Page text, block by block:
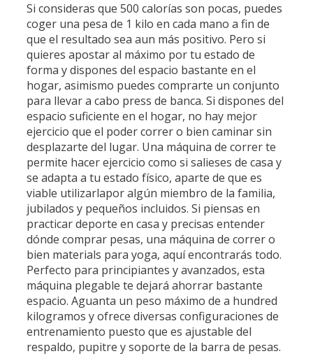
Si consideras que 500 calorías son pocas, puedes
coger una pesa de 1 kilo en cada mano a fin de
que el resultado sea aun más positivo. Pero si
quieres apostar al máximo por tu estado de
forma y dispones del espacio bastante en el
hogar, asimismo puedes comprarte un conjunto
para llevar a cabo press de banca. Si dispones del
espacio suficiente en el hogar, no hay mejor
ejercicio que el poder correr o bien caminar sin
desplazarte del lugar. Una máquina de correr te
permite hacer ejercicio como si salieses de casa y
se adapta a tu estado físico, aparte de que es
viable utilizarlapor algún miembro de la familia,
jubilados y pequeños incluidos. Si piensas en
practicar deporte en casa y precisas entender
dónde comprar pesas, una máquina de correr o
bien materials para yoga, aquí encontrarás todo.
Perfecto para principiantes y avanzados, esta
máquina plegable te dejará ahorrar bastante
espacio. Aguanta un peso máximo de a hundred
kilogramos y ofrece diversas configuraciones de
entrenamiento puesto que es ajustable del
respaldo, pupitre y soporte de la barra de pesas.